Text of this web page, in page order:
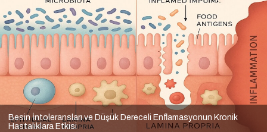
Besin İntoleransları ve Düşük Dereceli Enflamasyonun Kronik
Hastalıklara Etkisi